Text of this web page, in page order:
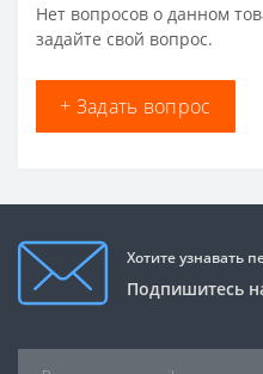
Нет вопросов о данном
задайте свой вопрос.
+ Задать вопрос
Хотите узнавать
Подпишитесь